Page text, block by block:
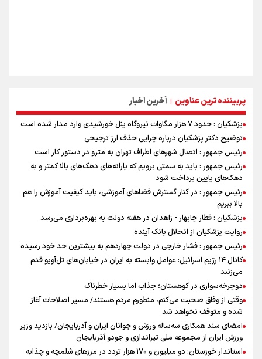
پربیننده ترین عناوین | آخرین اخبار
پزشکیان : حدود ۷ هزار مگاوات نیروگاه پنل خورشیدی وارد مدار شده است
توضیح دکتر پزشکیان درباره چرایی حذف ارز ترجیحی
رئیس جمهور : اتصال شهرهای اطراف تهران به مترو در دستور کار است
رئیس جمهور : باید به سمتی برویم که یارانه‌های دهک‌های بالا کمتر و به
دهک‌های پایین پرداخت شود
رئیس جمهور : در کنار گسترش فضاهای آموزشی، باید کیفیت آموزش را هم
بالا ببریم
پزشکیان : قطار چابهار - زاهدان در هفته دولت به بهره‌برداری می‌رسد
روایت پزشکیان از انحلال بانک آینده
رئیس جمهور : فشار خارجی در دولت چهاردهم به بیشترین حد خود رسیده
کانال ۱۴ رژیم اسرائیل: عوامل وابسته به ایران در خیابان‌های تل‌آویو قدم
می‌زنند
دوچرخه‌سواری در کوهستان؛ جذاب اما بسیار خطرناک
وقتی از وفاق صحبت می‌کنم، منظورم مردم هستند/ مسیر اصلاحات آغاز
شده و متوقف نخواهد شد
امضای سند همکاری سه‌ساله ورزش و جوانان ایران و آذربایجان/ بازدید وزیر
ورزش ایران از مجموعه ملی تیراندازی و جودو آذربایجان
استاندار خوزستان: دو میلیون و ۱۷۰ هزار تردد در مرزهای شلمچه و چذابه